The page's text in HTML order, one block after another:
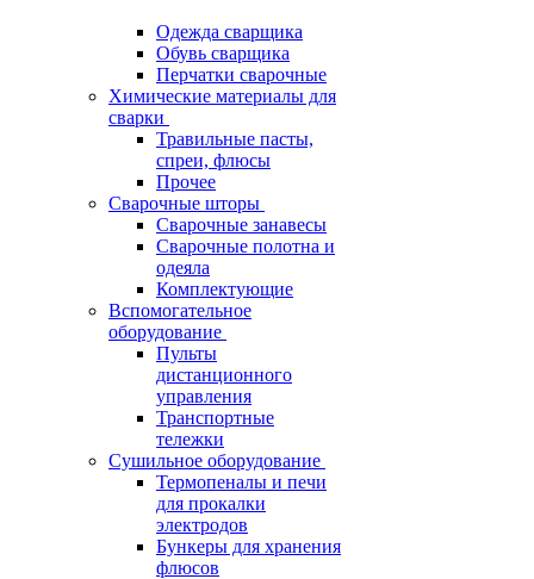
Одежда сварщика
Обувь сварщика
Перчатки сварочные
Химические материалы для
сварки
Травильные пасты,
спреи, флюсы
Прочее
Сварочные шторы
Сварочные занавесы
Сварочные полотна и
одеяла
Комплектующие
Вспомогательное
оборудование
Пульты
дистанционного
управления
Транспортные
тележки
Сушильное оборудование
Термопеналы и печи
для прокалки
электродов
Бункеры для хранения
флюсов